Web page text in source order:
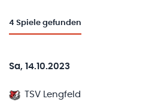
4 Spiele gefunden
Sa, 14.10.2023
TSV Lengfeld